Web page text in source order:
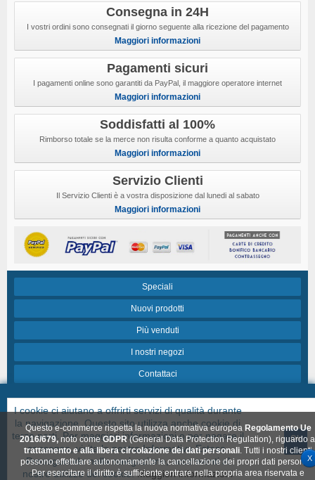
Consegna in 24H
I vostri ordini sono consegnati il giorno seguente alla ricezione del pagamento
Maggiori informazioni
Pagamenti sicuri
I pagamenti online sono garantiti da PayPal, il maggiore operatore internet
Maggiori informazioni
Soddisfatti al 100%
Rimborso totale se la merce non risulta conforme a quanto acquistato
Maggiori informazioni
Servizio Clienti
Il Servizio Clienti è a vostra disposizione dal lunedi al sabato
Maggiori informazioni
Speciali
Nuovi prodotti
Più venduti
I nostri negozi
Contattaci
Chi siamo
FAQ
I cookie ci aiutano a offrirti servizi di qualità durante
la navigazione. Questo sito utilizza anche cookie di
terze parti. Per maggiori informazioni o per negare il
consenso, visita la nostra Informativa Estesa.
Proseguendo nella navigazione, acconsenti al
nostro utilizzo dei cookie.Maggiori informazioni
Ok
Questo e-commerce rispetta la nuova normativa europea Regolamento Ue
2016/679,noto comeGDPR (General Data Protection Regulation), riguardo
trattamento e alla libera circolazione dei dati personali. Tutti i nostri clienti
possono effettuare autonomamente la cancellazione dei propri dati personali.
Per esercitare il diritto è sufficiente entrare nella propria area riservata e
X
© Created & Hosted byMONDOWEB